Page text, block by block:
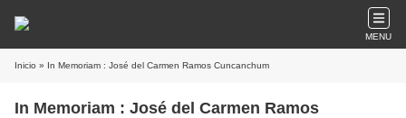
MENU
Inicio » In Memoriam : José del Carmen Ramos Cuncanchum
In Memoriam : José del Carmen Ramos